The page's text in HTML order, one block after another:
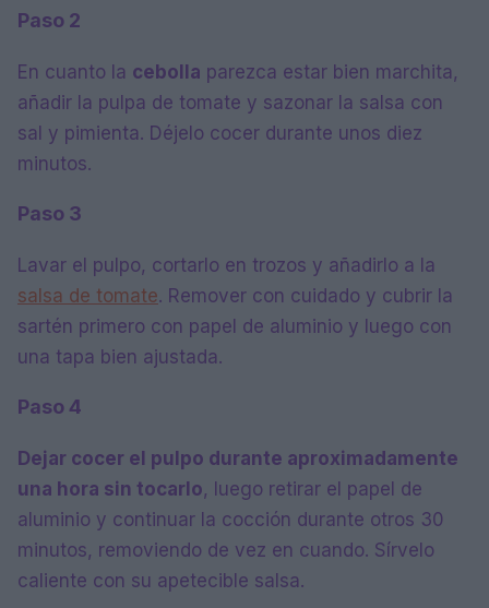
Paso 2
En cuanto la cebolla parezca estar bien marchita,
añadir la pulpa de tomate y sazonar la salsa con
sal y pimienta. Déjelo cocer durante unos diez
minutos.
Paso 3
Lavar el pulpo, cortarlo en trozos y añadirlo a la
salsa de tomate. Remover con cuidado y cubrir la
sartén primero con papel de aluminio y luego con
una tapa bien ajustada.
Paso 4
Dejar cocer el pulpo durante aproximadamente
una hora sin tocarlo, luego retirar el papel de
aluminio y continuar la cocción durante otros 30
minutos, removiendo de vez en cuando. Sírvelo
caliente con su apetecible salsa.